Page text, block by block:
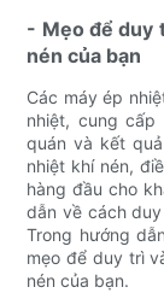
- Mẹo để duy
nén của bạn
Các máy ép
nhiệt, cung cấp
quán và kết
nhiệt khí nén,
hàng đầu cho
dẫn về cách
Trong hướng
mẹo để duy trì
nén của bạn.